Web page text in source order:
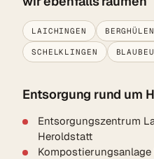
LAICHINGEN BERGHÜLEN
SCHELKLINGEN
Entsorgung rund um
Entsorgungszentrum
Heroldstatt